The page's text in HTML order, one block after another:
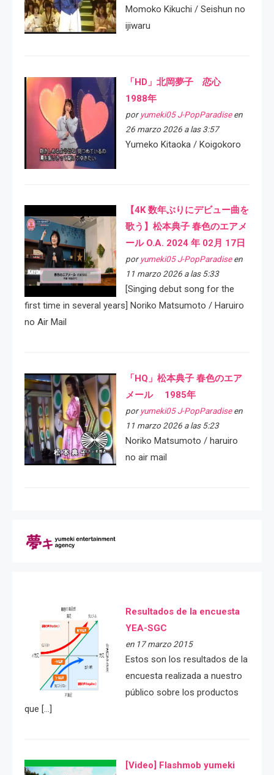
Momoko Kikuchi / Seishun no
ijiwaru
「HD」北岡夢子 恋心
1988年
por yumeki05 J-PopParadiseen
26 marzo 2026 a las 3:57
Yumeko Kitaoka / Koigokoro
【4K 数年ぶりにデビュー曲を
歌う】松本典子 春色のエアメ
ール O.A. 2024 年 02月 17日
por yumeki05 J-PopParadiseen
11 marzo 2026 a las 5:33
[Singing debut song for the
first time in several years] Noriko Matsumoto / Haruiro
no Air Mail
「HQ」松本典子 春色のエア
メール 1985年
por yumeki05 J-PopParadiseen
11 marzo 2026 a las 5:23
Noriko Matsumoto / haruiro
no air mail
Resultados de la encuesta
YEA-SGC
en 17 marzo 2015
Estos son los resultados de la
encuesta realizada a nuestro
público sobre los productos
que […]
[Video] Flashmob yumeki